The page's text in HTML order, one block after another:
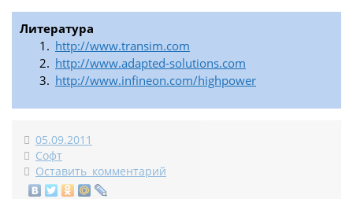
Литература
http://www.transim.com
http://www.adapted-solutions.com
http://www.infineon.com/highpower
05.09.2011
Софт
Оставить комментарий